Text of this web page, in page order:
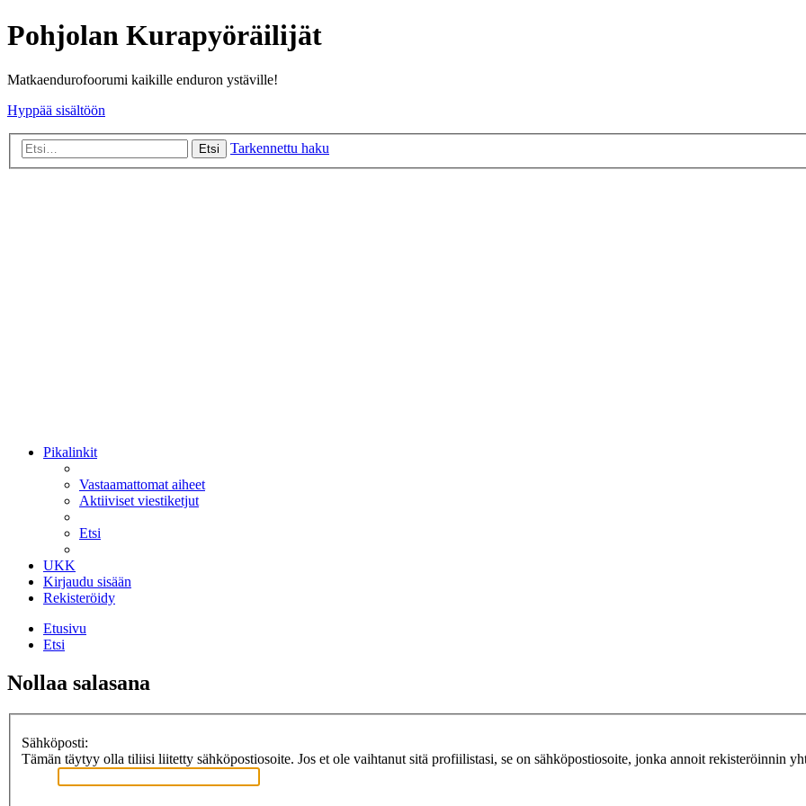
Pohjolan Kurapyöräilijät
Matkaendurofoorumi kaikille enduron ystäville!
Hyppää sisältöön
Etsi Tarkennettu haku
Pikalinkit
Vastaamattomat aiheet
Aktiiviset viestiketjut
Etsi
UKK
Kirjaudu sisään
Rekisteröidy
Etusivu
Etsi
Nollaa salasana
Sähköposti:
Tämän täytyy olla tiliisi liitetty sähköpostiosoite. Jos et ole vaihtanut sitä profiilistasi, se on sähköpostiosoite, jonka annoit rekisteröinnin